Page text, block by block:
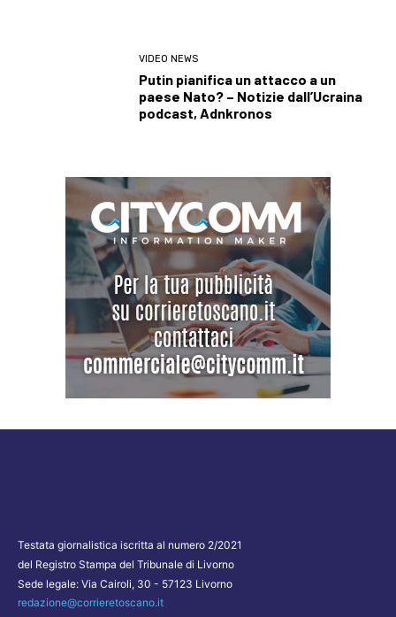
VIDEO NEWS
Putin pianifica un attacco a un
paese Nato? – Notizie dall’Ucraina
podcast, Adnkronos
Testata giornalistica iscritta al numero 2/2021
del Registro Stampa del Tribunale di Livorno
Sede legale: Via Cairoli, 30 - 57123 Livorno
redazione@corrieretoscano.it